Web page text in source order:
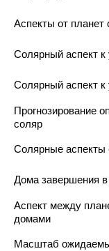
Аспекты от планет
Солярный аспект
Солярный аспект
Прогнозирование
соляр
Солярные аспекты
Дома завершения
Аспект между
домами
Масштаб